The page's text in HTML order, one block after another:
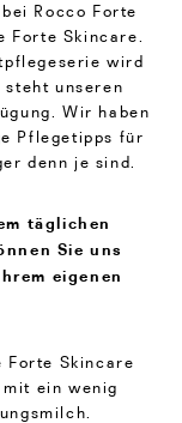
Rocco Forte
Skincare.
wird
unseren
Wir haben
Pflegetipps für
denn je sind.
täglichen
Sie uns
eigenen
Forte Skincare
ein wenig